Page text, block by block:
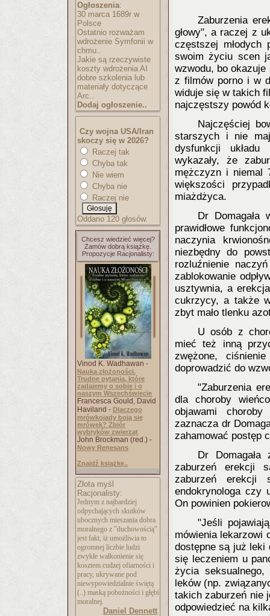
Ogłoszenia:
30 marca 1689r w
Polsce
Ostatnio rozważam
wdrożenie Symfonii w
chmu..
Jakie są rzeczywiste
koszty wdrożenia AI
dobre szkolenia lub
materiały dotyczące
Arc..
Dodaj ogłoszenie..
Czy wojna USA/Iran
skoczy się w 2026?
Raczej tak
Chyba tak
Nie wiem
Chyba nie
Raczej nie
Oddano 120 głosów.
Chcesz wiedzieć więcej?
Zamów dobrą książkę.
Propozycje Racjonalisty:
Vinod K. Wadhawan -
Nauka złożoności.
Trudne pytania, które
zadajemy o sobie i o
naszym Wszechświecie
Francesca Gould, David
Haviland - Dlaczego
mrówkojady boją się
mrówek? Zbiór
wybryków zwierząt
John Brockman (red.) -
Nowy Renesans
Znajdź książkę..
Złota myśl
Racjonalisty:
Jednym z najbardziej
odpychających skutków
ubocznych mieszania dobra
moralnego z "duchowością"
jest fakt, iż umożliwia to
ogromnej liczbie ludzi
zwykłe wałkonienie się
kosztem cudzej ofiarności i
pracy, ukrywane pod
niewypowiedzialnie świętą
(..) maską pobożności i głębi
moralnej.
Daniel Dennett
Zaburzenia
głowy", a raczej z
częstszej
swoim życiu scen
wzwodu, bo
z filmów porno i w
widuje się w takich
najczęstszy powód
Najczęściej
starszych i nie
dysfunkcji układu
wykazały, że
mężczyzn i niemal
większości
miażdżyca.
Dr Domagała
prawidłowe
naczynia
niezbędny do
rozluźnienie
zablokowanie
usztywnia, a
cukrzycy, a także
zbyt mało tlenku
U osób z
mieć też inną
zwężone,
doprowadzić do
"Zaburzenia
dla choroby
objawami
zaznacza dr
zahamować postęp
Dr
zaburzeń erekcji
zaburzeń erekcji
endokrynologa czy
On powinien
"Jeśli
mówienia lekarzowi
dostępne są już leki
się leczeniem u
życia
leków (np.
takich zaburzeń nie
odpowiedzieć na